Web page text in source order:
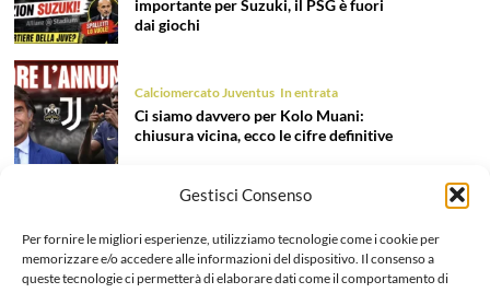
Gestisci Consenso
Per fornire le migliori esperienze, utilizziamo tecnologie come i cookie per
memorizzare e/o accedere alle informazioni del dispositivo. Il consenso a
queste tecnologie ci permetterà di elaborare dati come il comportamento di
importante per Suzuki, il PSG è fuori
dai giochi
Calciomercato Juventus In entrata
Ci siamo davvero per Kolo Muani:
chiusura vicina, ecco le cifre definitive
Nome nuovo per il ruolo di terzino:
Fortini è l’obiettivo per la fascia sinistra